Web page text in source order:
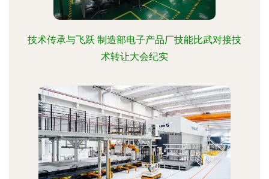
技术传承与飞跃 制造部电子产品厂技能比武对接技
术转让大会纪实